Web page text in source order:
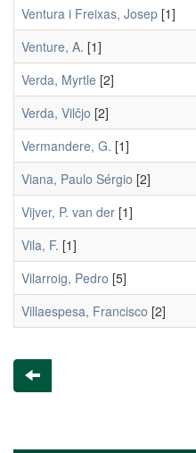
Ventura i Freixas, Josep [1]
Venture, A. [1]
Verda, Myrtle [2]
Verda, Vilĉjo [2]
Vermandere, G. [1]
Viana, Paulo Sérgio [2]
Vijver, P. van der [1]
Vila, F. [1]
Vilarroig, Pedro [5]
Villaespesa, Francisco [2]